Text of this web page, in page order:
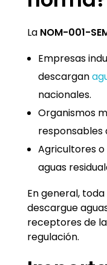
La NOM-001-
Empresas
descargan
nacionales.
Organismos
Agricultores
aguas
En general,
descargue
receptores de
regulación.